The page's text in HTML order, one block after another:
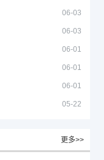
06-03
06-03
06-01
06-01
06-01
05-22
更多>>